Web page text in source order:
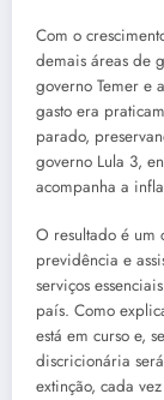
Com o
demais áreas de
governo Temer e
gasto era
parado,
governo Lula 3,
acompanha a
O resultado é um
previdência e
serviços
país. Como
está em curso e,
discricionária
extinção, cada